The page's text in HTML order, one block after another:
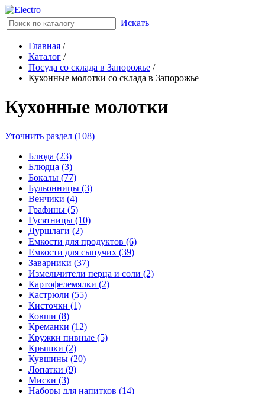
Искать
Главная /
Каталог /
Посуда со склада в Запорожье /
Кухонные молотки со склада в Запорожье
Кухонные молотки
Уточнить раздел (108)
Блюда (23)
Блюдца (3)
Бокалы (77)
Бульонницы (3)
Венчики (4)
Графины (5)
Гусятницы (10)
Дуршлаги (2)
Емкости для продуктов (6)
Емкости для сыпучих (39)
Заварники (37)
Измельчители перца и соли (2)
Картофелемялки (2)
Кастрюли (55)
Кисточки (1)
Ковши (8)
Креманки (12)
Кружки пивные (5)
Крышки (2)
Кувшины (20)
Лопатки (9)
Миски (3)
Наборы для напитков (14)